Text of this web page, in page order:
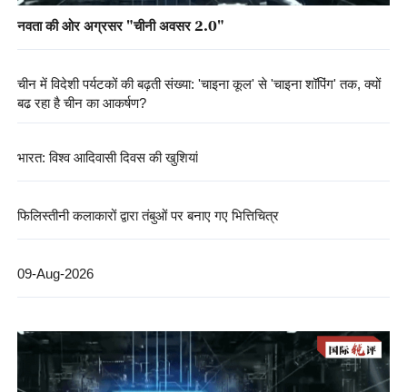
नवता की ओर अग्रसर "चीनी अवसर 2.0"
चीन में विदेशी पर्यटकों की बढ़ती संख्या: 'चाइना कूल' से 'चाइना शॉपिंग' तक, क्यों
बढ़ रहा है चीन का आकर्षण?
भारत: विश्व आदिवासी दिवस की खुशियां
फिलिस्तीनी कलाकारों द्वारा तंबुओं पर बनाए गए भित्तिचित्र
09-Aug-2026